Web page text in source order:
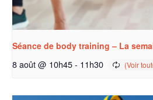
Séance de body training – La
8 août @ 10h45- 11h30